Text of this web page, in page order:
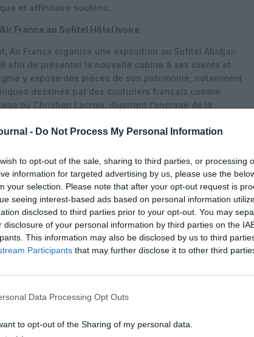
- Do Not Process My Personal Information
to opt-out of the sale, sharing to third parties, or processing
information for targeted advertising by us, please use the
your selection. Please note that after your opt-out request is
seeing interest-based ads based on personal information
disclosed to third parties prior to your opt-out. You may
disclosure of your personal information by third parties on the
This information may also be disclosed by us to third
Participants that may further disclose it to other third
Data Processing Opt Outs
to opt-out of the Sharing of my personal data.
et affinitaire soutenu.
France au Sofitel Hôtel Ivoire
Air France organise une exposition au Sofitel Abidjan
afin de présenter la nouvelle cabine à ses clients et
y expose des pièces de son patrimoine, notamment
dessinés par des couturiers français comme
ou Christian Lacroix, illustrant l’ancrage de la
découvrir le système de divertissement de dernière
des cabines long‑courrier, avec plus de 1 500 heures
écrans individuels. L’offre comprend, entre autres, une
des podcasts et des contenus dédiés aux plus
pour s’adapter aux goûts et cultures d’une clientèle
hublots et quatre suites seulement
distingue d’abord par ses dimensions : elle s’étire sur
l’un des plus longs espaces de première classe
un espace entièrement modulable avec, d’un côté,
méridienne pouvant se transformer en véritable lit
ergonomiques, réglables pour les phases de